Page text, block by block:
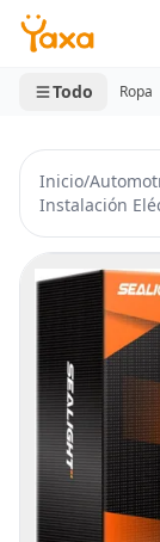
MINI
0 productos
Todo Ropa
Inicio/
Instalación